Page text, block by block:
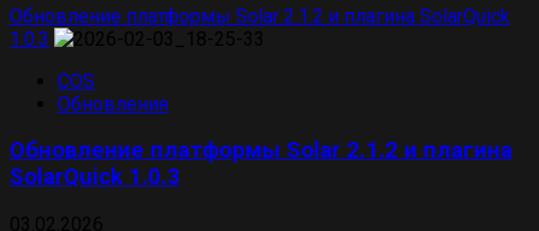
Обновление платформы Solar 2.1.2 и плагина SolarQuick
1.0.3
COS
Обновления
Обновление платформы Solar 2.1.2 и плагина
SolarQuick 1.0.3